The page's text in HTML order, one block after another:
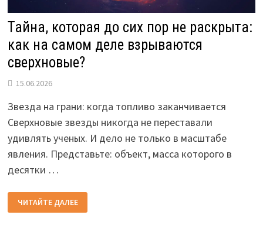
Тайна, которая до сих пор не раскрыта:
как на самом деле взрываются
сверхновые?
15.06.2026
Звезда на грани: когда топливо заканчивается
Сверхновые звезды никогда не переставали
удивлять ученых. И дело не только в масштабе
явления. Представьте: объект, масса которого в
десятки …
ТАЙНА,
КОТОРАЯ
ДО
ЧИТАЙТЕ ДАЛЕЕ